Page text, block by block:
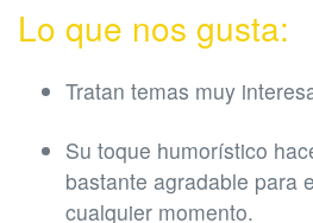
Lo que nos gusta:
Tratan temas muy
Su toque humorístico
bastante agradable para
cualquier momento.